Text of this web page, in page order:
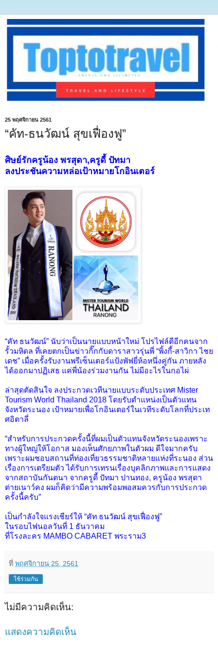
25 พฤศจิกายน 2561
“คัท-ธนวัฒน์ สุขเฟื่องฟู”
ศิษย์รักครูน้อง พรสุดา,ครูดี้ ปัทมา
ลงประชันความหล่อเป้าหมายโกอินเตอร์
“คัท ธนวัฒน์” นับว่าเป็นนายแบบหน้าใหม่ โปรไฟล์ดีอีกคนจาก
รั้วมหิดล ที่เคยตกเป็นข่าวกิ๊กกับดาราสาวรุ่นพี่ “พิ้งกี้-สาวิกา ไชย
เดช” เมื่อครั้งรับงานพรีเซ็นเตอร์แป้งพัฟยี่ห้อหนึ่งคู่กัน ภายหลัง
ได้ออกมาปฏิเสธ แค่พี่น้องร่วมงานกัน ไม่มีอะไรในกอไผ่
ล่าสุดตัดสินใจ ลงประกวดเวทีนายแบบระดับประเทศ Mister
Tourism World Thailand 2018 โดยรับตำแหน่งเป็นตัวแทน
จังหวัดระนอง เป้าหมายเพื่อโกอินเตอร์ในเวทีระดับโลกที่ประเท
ศอิตาลี่
“สำหรับการประกวดครั้งนี้ที่ผมเป็นตัวแทนจังหวัดระนองเพราะ
ทางผู้ใหญ่ให้โอกาส มองเห็นศักยภาพในตัวผม ดีใจมากครับ
เพราะผมชอบสถานที่ท่องเที่ยวธรรมชาติหลายแห่งที่ระนอง ส่วน
เรื่องการเตรียมตัว ได้รับการเทรนเรื่องบุคลิกภาพและการแสดง
จากสถาบันกันตนา จากครูดี้ ปัทมา ปานทอง, ครูน้อง พรสุดา
ต่ายเนาว์คง ผมก็คิดว่ามีความพร้อมพอสมควรกับการประกวด
ครั้งนี้ครับ”
เป็นกำลังใจแรงเชียร์ให้ “คัท ธนวัฒน์ สุขเฟื่องฟู”
ในรอบไฟนอลวันที่ 1 ธันวาคม
ที่โรงละคร MAMBO CABARET พระราม3
ที่ พฤศจิกายน 25, 2561
ใช้ร่วมกัน
ไม่มีความคิดเห็น:
แสดงความคิดเห็น